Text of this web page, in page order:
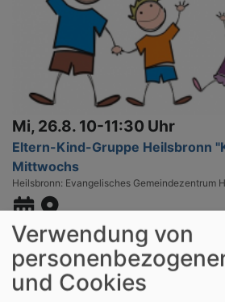
Mi, 26.8. 10-11:30 Uhr
Eltern-Kind-Gruppe Heilsbronn
Mittwochs
Heilsbronn Evangelisches Gemeindezentrum
Verwendung von
und Cookies